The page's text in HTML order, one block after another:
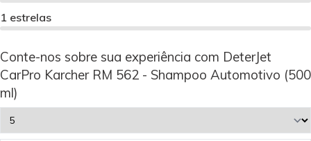
1 estrelas
Conte-nos sobre sua experiência com DeterJet
CarPro Karcher RM 562 - Shampoo Automotivo (500
ml)